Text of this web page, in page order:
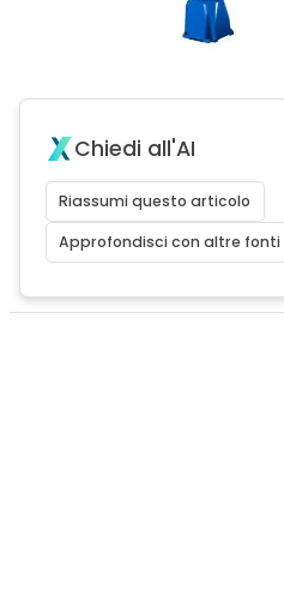
Chiedi all'AI
Riassumi questo articolo
Approfondisci con altre fonti